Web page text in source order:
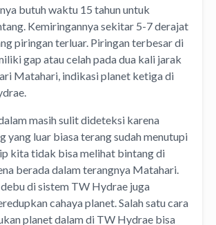
butuh waktu 15 tahun untuk
Kemiringannya sekitar 5-7 derajat
piringan terluar. Piringan terbesar di
gap atau celah pada dua kali jarak
Matahari, indikasi planet ketiga di
masih sulit dideteksi karena
yang luar biasa terang sudah menutupi
kita tidak bisa melihat bintang di
berada dalam terangnya Matahari.
debu di sistem TW Hydrae juga
cahaya planet. Salah satu cara
planet dalam di TW Hydrae bisa